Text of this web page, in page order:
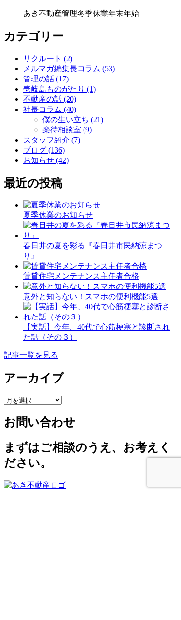
あき不動産管理冬季休業年末年始
カテゴリー
リクルート (2)
メルマガ編集長コラム (53)
管理の話 (17)
壱岐島ものがたり (1)
不動産の話 (20)
社長コラム (40)
僕の生い立ち (21)
楽待相談室 (9)
スタッフ紹介 (7)
ブログ (136)
お知らせ (42)
最近の投稿
夏季休業のお知らせ
春日井の夏を彩る『春日井市民納涼まつ
り』
賃貸住宅メンテナンス主任者合格
意外と知らない！スマホの便利機能5選
【実話】今年、40代で心筋梗塞と診断され
た話（その３）
記事一覧を見る
アーカイブ
ア
カ
イ
ブ
お問い合わせ
まずはご相談のうえ、お考えく
ださい。